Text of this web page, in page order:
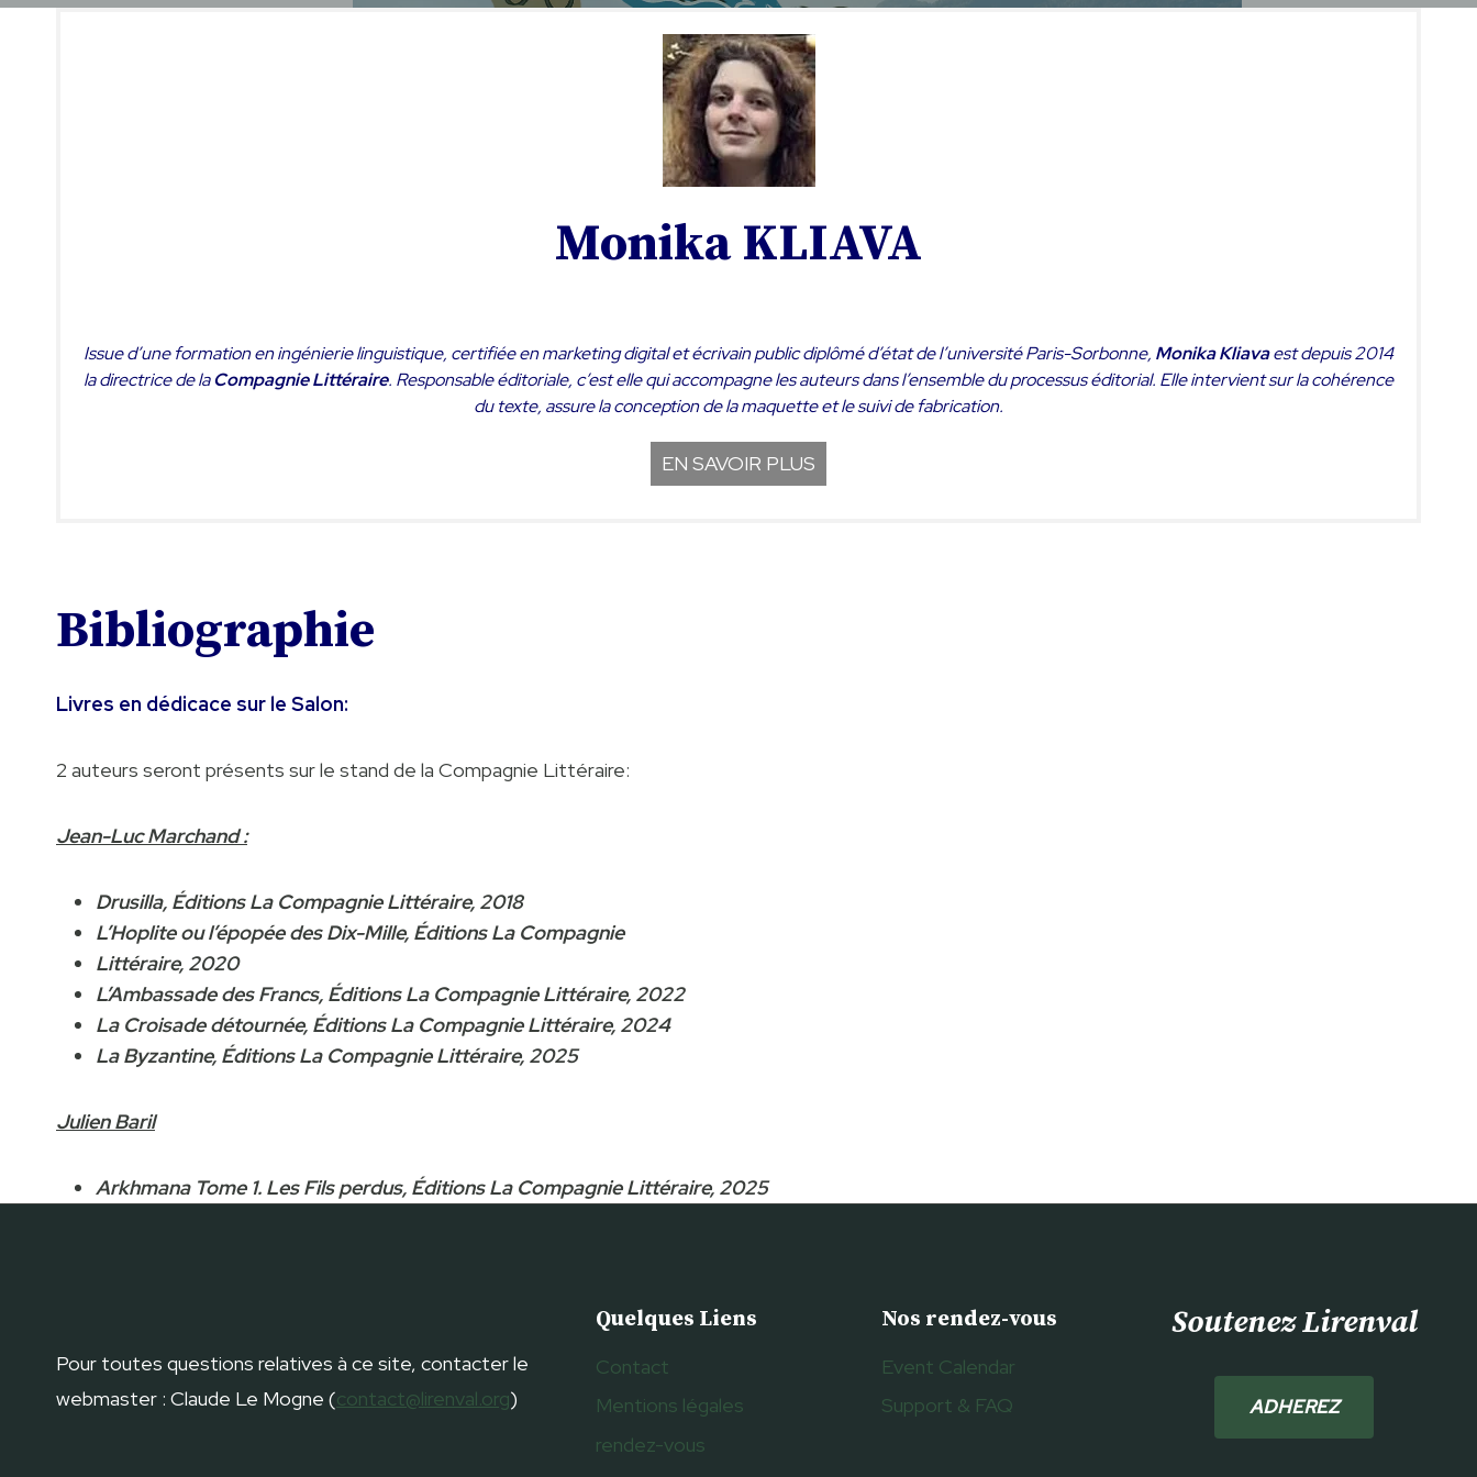
Monika KLIAVA
Issue d’une formation en ingénierie linguistique, certifiée en marketing digital et écrivain public diplômé d’état de l’université Paris-Sorbonne, Monika Kliavaest depuis 2014
la directrice de laCompagnie Littéraire. Responsable éditoriale, c’est elle qui accompagne les auteurs dans l’ensemble du processus éditorial. Elle intervient sur la cohérence
du texte, assure la conception de la maquette et le suivi de fabrication.
EN SAVOIR PLUS
Bibliographie
Livres en dédicace sur le Salon:
2 auteurs seront présents sur le stand de la Compagnie Littéraire:
Jean-Luc Marchand :
Drusilla, Éditions La Compagnie Littéraire, 2018
L’Hoplite ou l’épopée des Dix-Mille, Éditions La Compagnie
Littéraire, 2020
L’Ambassade des Francs, Éditions La Compagnie Littéraire, 2022
La Croisade détournée, Éditions La Compagnie Littéraire, 2024
La Byzantine, Éditions La Compagnie Littéraire, 2025
Julien Baril
Arkhmana Tome 1. Les Fils perdus, Éditions La Compagnie Littéraire, 2025
Pour toutes questions relatives à ce site, contacter le
webmaster : Claude Le Mogne (contact@lirenval.org)
Quelques Liens
Contact
Mentions légales
rendez-vous
Nos rendez-vous
Event Calendar
Support & FAQ
Soutenez Lirenval
ADHEREZ